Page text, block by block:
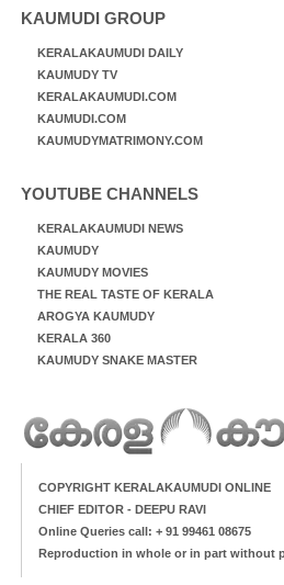
KAUMUDI GROUP
KERALAKAUMUDI DAILY
KAUMUDY TV
KERALAKAUMUDI.COM
KAUMUDI.COM
KAUMUDYMATRIMONY.COM
YOUTUBE CHANNELS
KERALAKAUMUDI NEWS
KAUMUDY
KAUMUDY MOVIES
THE REAL TASTE OF KERALA
AROGYA KAUMUDY
KERALA 360
KAUMUDY SNAKE MASTER
COPYRIGHT KERALAKAUMUDI ONLINE
CHIEF EDITOR - DEEPU RAVI
Online Queries call: + 91 99461 08675
Reproduction in whole or in part without